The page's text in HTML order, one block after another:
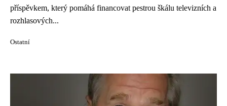
příspěvkem, který pomáhá financovat pestrou škálu televizních a
rozhlasových...
Ostatní